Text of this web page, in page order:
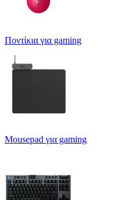
Ποντίκια για gaming
Mousepad για gaming